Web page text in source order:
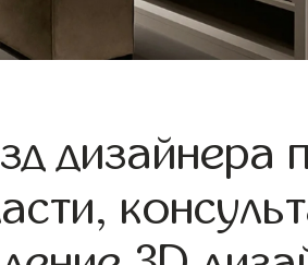
дизайнера